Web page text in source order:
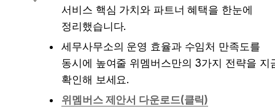
서비스 핵심 가치와 파트너 혜택을 한눈에
정리했습니다.
세무사무소의 운영 효율과 수임처 만족도를
동시에 높여줄 위멤버스만의 3가지 전략을 지
확인해 보세요.
위멤버스 제안서 다운로드(클릭)